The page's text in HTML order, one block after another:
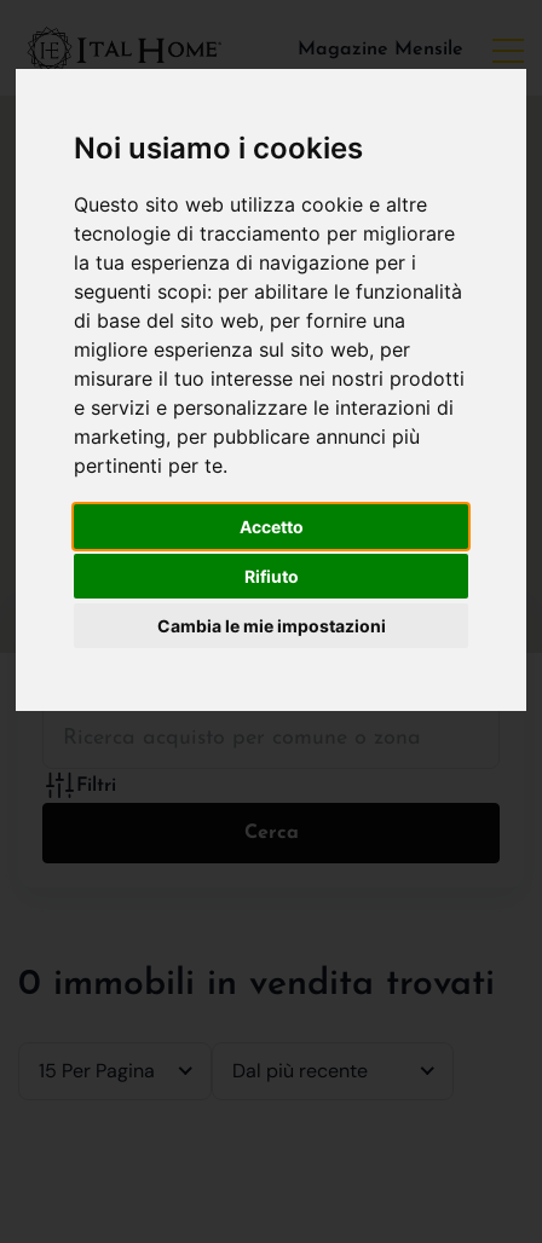
Noi usiamo i cookies
Questo sito web utilizza cookie e altre
tecnologie di tracciamento per migliorare
la tua esperienza di navigazione per i
seguenti scopi: per abilitare le funzionalità
di base del sito web, per fornire una
migliore esperienza sul sito web, per
misurare il tuo interesse nei nostri prodotti
e servizi e personalizzare le interazioni di
marketing, per pubblicare annunci più
pertinenti per te.
Accetto
Rifiuto
Cambia le mie impostazioni
Magazine Mensile
Filtri
Cerca
0 immobili in vendita trovati
15 Per Pagina Dal più recente